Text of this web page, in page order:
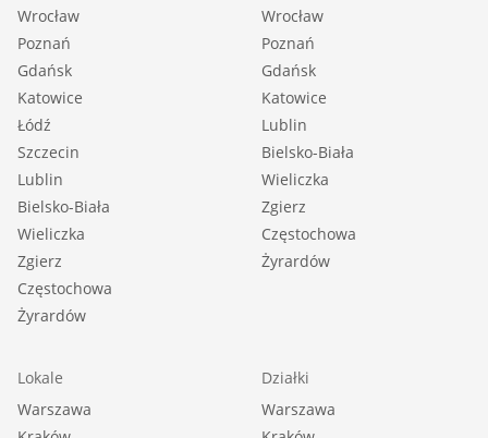
Wrocław
Poznań
Gdańsk
Katowice
Łódź
Szczecin
Lublin
Bielsko-Biała
Wieliczka
Zgierz
Częstochowa
Żyrardów
Wrocław
Poznań
Gdańsk
Katowice
Lublin
Bielsko-Biała
Wieliczka
Zgierz
Częstochowa
Żyrardów
Lokale
Warszawa
Działki
Warszawa